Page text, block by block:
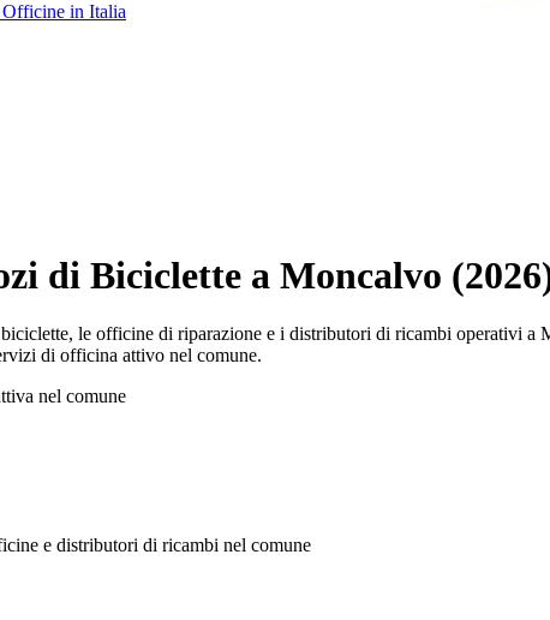
in Italia
di Biciclette a Moncalvo
le officine di riparazione e i distributori di ricambi
di officina attivo nel comune.
nel comune
e distributori di ricambi nel comune